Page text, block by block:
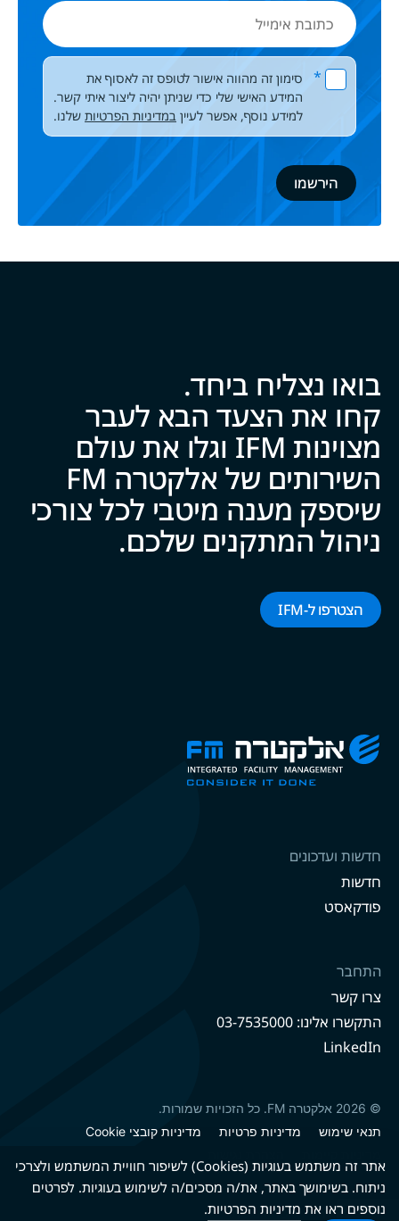
כתובת
אימייל
Please leave this field empty.
*
סימון זה מהווה אישור לטופס זה לאסוף את
המידע האישי שלי כדי שניתן יהיה ליצור איתי קשר.
למידע נוסף, אפשר לעיין במדיניות הפרטיות שלנו.
בואו נצליח ביח‍‍ד.
קחו את הצעד הבא לעבר
מצוינות IFM וגלו את עולם
השירותים של אלקטרה FM
שיספק מענה מיטבי לכל צ‍‍ו‍‍רכי
ניהול המתקנים של‍‍כם.
הצטרפו ל-‌‌IFM‌‌
חדשות ועדכונים
חדשות
פודקאסט
התחבר
צרו קשר
התקשרו אלינו: 03-7535000
LinkedIn
© 2026 אלקטרה FM. כל הזכויות שמורות.
תנאי שימוש
מדיניות פרטיות
מדיניות קובצי Cookie
גרסה עברית גרסה אנגלית
אתר זה משתמש בעוגיות (Cookies) לשיפור חוויית המשתמש ולצרכי
ניתוח. בשימושך באתר, את/ה מסכים/ה לשימוש בעוגיות. לפרטים
נוספים ראו את מדיניות הפרטיות.